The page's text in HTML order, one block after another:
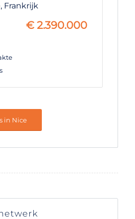
Frankrijk
€ 2.390.000
in Nice